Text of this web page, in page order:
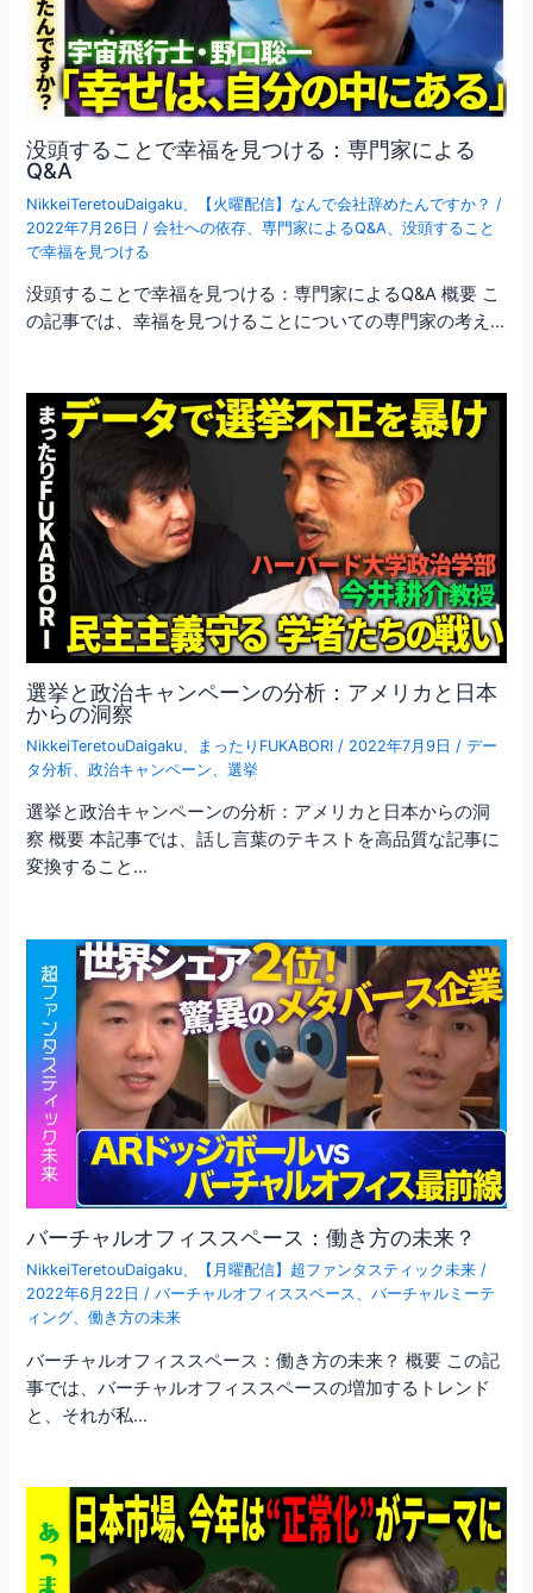
没頭することで幸福を見つける：専門家による
Q&A
NikkeiTeretouDaigaku 【火曜配信】なんで会社辞めたんですか？ /
2022年7月26日 /会社への依存 、専門家によるQ&A 、没頭すること
で幸福を見つける
没頭することで幸福を見つける：専門家によるQ&A 概要 こ
の記事では、幸福を見つけることについての専門家の考え…
選挙と政治キャンペーンの分析：アメリカと日本
からの洞察
NikkeiTeretouDaigaku まったりFUKABORI / 2022年7月9日 /デー
タ分析 、政治キャンペーン 、選挙
選挙と政治キャンペーンの分析：アメリカと日本からの洞
察 概要 本記事では、話し言葉のテキストを高品質な記事に
変換すること…
バーチャルオフィススペース：働き方の未来？
NikkeiTeretouDaigaku、 【月曜配信】超ファンタスティック未来 /
2022年6月22日 /バーチャルオフィススペース、バーチャルミーテ
ィング、働き方の未来
バーチャルオフィススペース：働き方の未来？ 概要 この記
事では、バーチャルオフィススペースの増加するトレンド
と、それが私…